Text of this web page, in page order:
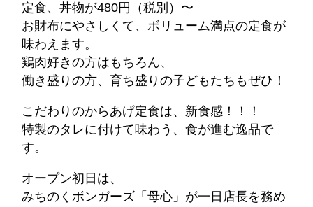
定食、丼物が480円（税別）〜
お財布にやさしくて、ボリューム満点の定食が
味わえます。
鶏肉好きの方はもちろん、
働き盛りの方、育ち盛りの子どもたちもぜひ！
こだわりのからあげ定食は、新食感！！！
特製のタレに付けて味わう、食が進む逸品で
す。
オープン初日は、
みちのくボンガーズ「母心」が一日店長を務め